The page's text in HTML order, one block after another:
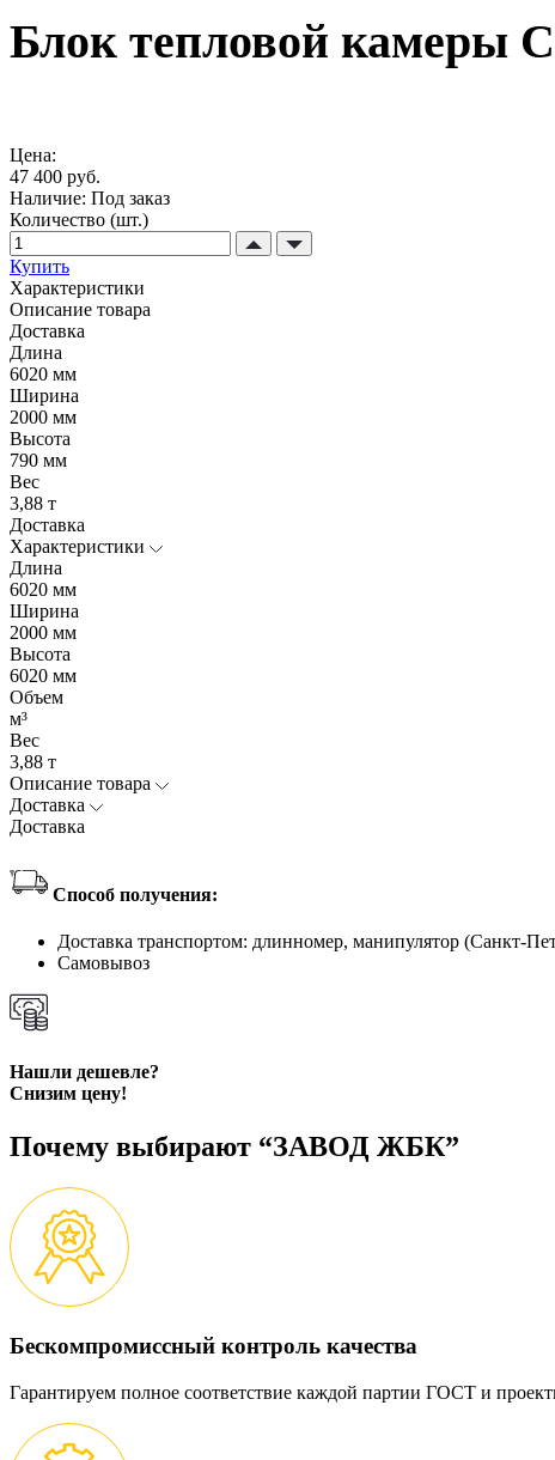
Блок тепловой камеры
Цена:
47 400 руб.
Наличие: Под заказ
Количество (шт.)
Купить
Характеристики
Описание товара
Доставка
Длина
6020 мм
Ширина
2000 мм
Высота
790 мм
Вес
3,88 т
Доставка
Характеристики
Длина
6020 мм
Ширина
2000 мм
Высота
6020 мм
Объем
м³
Вес
3,88 т
Описание товара
Доставка
Доставка
Способ получения:
Доставка транспортом: длинномер, манипулятор (Санкт-
Самовывоз
Нашли дешевле?
Снизим цену!
Почему выбирают “ЗАВОД ЖБК”
Бескомпромиссный контроль качества
Гарантируем полное соответствие каждой партии ГОСТ и